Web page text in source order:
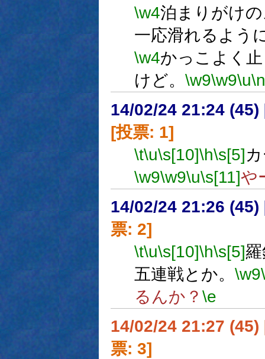
\w4泊まりがけ
一応滑れるよう
\w4かっこよく
けど。 \w9\w9\u\n
14/02/24 21:24 (45)
[投票: 1]
\t\u\s[10]\h\s[5]
\w9\w9\u\s[11]や
14/02/24 21:26 (45)
票: 2]
\t\u\s[10]\h\s[5]
五連戦とか。 \w9
るんか？ \e
14/02/24 21:27 (45)
票: 3]